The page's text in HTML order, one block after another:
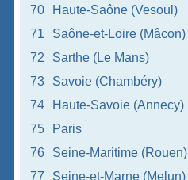
70
Haute-Saône (Vesoul)
71
Saône-et-Loire (Mâcon)
72
Sarthe (Le Mans)
73
Savoie (Chambéry)
74
Haute-Savoie (Annecy)
75
Paris
76
Seine-Maritime (Rouen)
77
Seine-et-Marne (Melun)